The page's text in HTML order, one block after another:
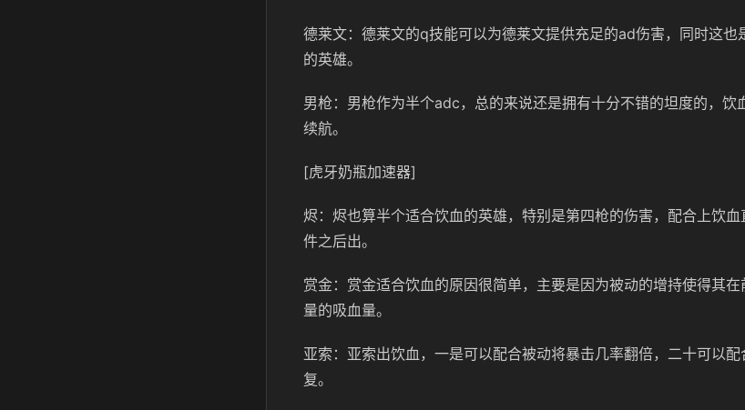
德莱文：德莱文的q技能可以为德莱文提供充足的ad伤害，同时这也
的英雄。
男枪：男枪作为半个adc，总的来说还是拥有十分不错的坦度的，饮
续航。
[虎牙奶瓶加速器]
烬：烬也算半个适合饮血的英雄，特别是第四枪的伤害，配合上饮
件之后出。
赏金：赏金适合饮血的原因很简单，主要是因为被动的增持使得其
量的吸血量。
亚索：亚索出饮血，一是可以配合被动将暴击几率翻倍，二十可以
复。